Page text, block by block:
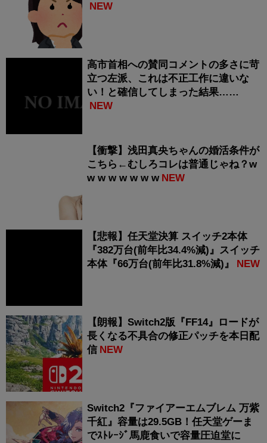
NEW
高市首相への賛同コメントの多さに苛
立つ左派、これは不正工作に違いな
い！と確信してしまった結果……
NEW
【衝撃】浅田真央ちゃんの婚活条件が
こちら←むしろコレは普通じゃね？w
w w w w w w w NEW
【悲報】任天堂決算 スイッチ2本体
『382万台(前年比34.4%減)』スイッチ
本体『66万台(前年比31.8%減)』
NEW
【朗報】Switch2版『FF14』ロードが
長くなる不具合の修正パッチを本日配
信 NEW
Switch2『ファイアーエムブレム 万紫
千紅』容量は29.5GB！任天堂ゲーま
でｽﾄﾚｰｼﾞ馬鹿食いで容量圧迫堂に